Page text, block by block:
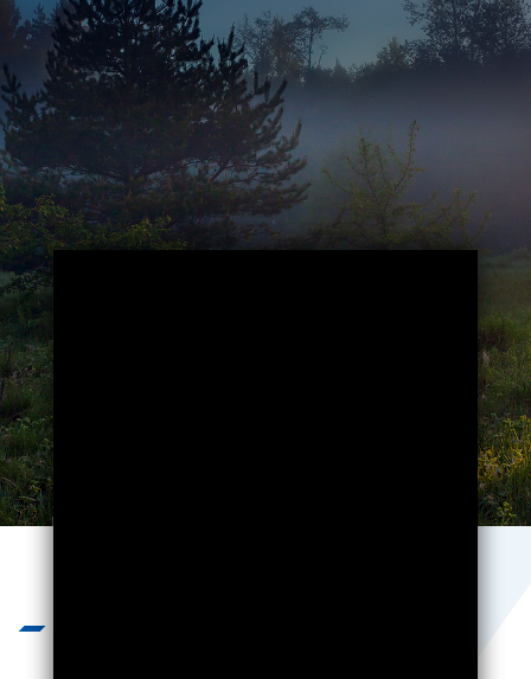
High Reliability
for All Environment